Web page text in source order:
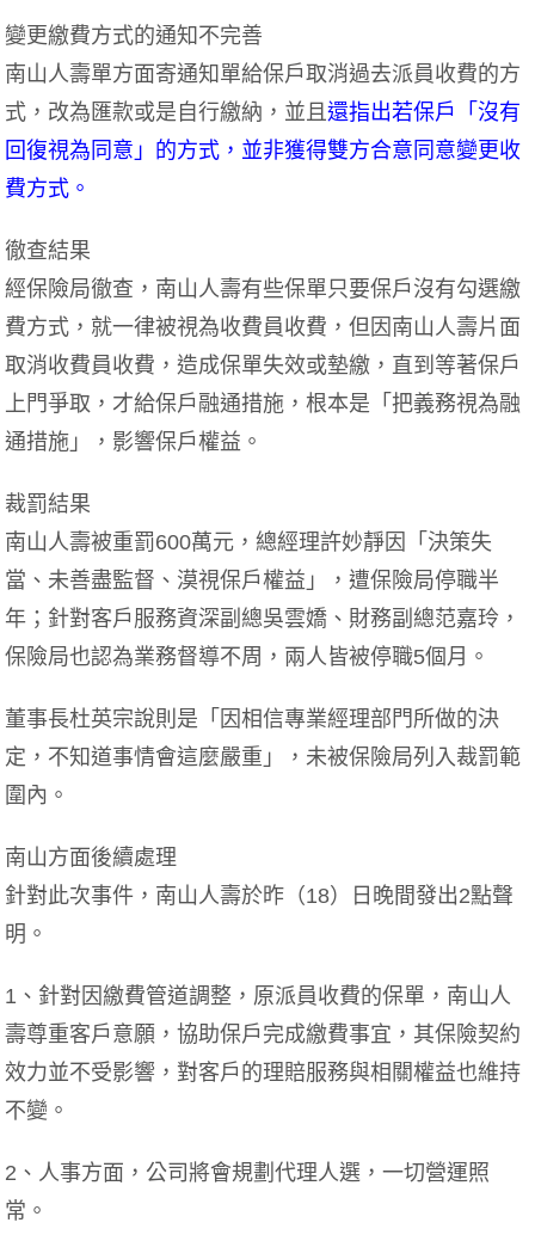
變更繳費方式的通知不完善
南山人壽單方面寄通知單給保戶取消過去派員收費的方
式，改為匯款或是自行繳納，並且還指出若保戶「沒有
回復視為同意」的方式，並非獲得雙方合意同意變更收
費方式。
徹查結果
經保險局徹查，南山人壽有些保單只要保戶沒有勾選繳
費方式，就一律被視為收費員收費，但因南山人壽片面
取消收費員收費，造成保單失效或墊繳，直到等著保戶
上門爭取，才給保戶融通措施，根本是「把義務視為融
通措施」，影響保戶權益。
裁罰結果
南山人壽被重罰600萬元，總經理許妙靜因「決策失
當、未善盡監督、漠視保戶權益」，遭保險局停職半
年；針對客戶服務資深副總吳雲嬌、財務副總范嘉玲，
保險局也認為業務督導不周，兩人皆被停職5個月。
董事長杜英宗說則是「因相信專業經理部門所做的決
定，不知道事情會這麼嚴重」，未被保險局列入裁罰範
圍內。
南山方面後續處理
針對此次事件，南山人壽於昨（18）日晚間發出2點聲
明。
1、針對因繳費管道調整，原派員收費的保單，南山人
壽尊重客戶意願，協助保戶完成繳費事宜，其保險契約
效力並不受影響，對客戶的理賠服務與相關權益也維持
不變。
2、人事方面，公司將會規劃代理人選，一切營運照
常。